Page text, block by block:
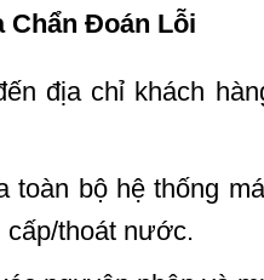
Chẩn Đoán Lỗi
địa chỉ khách
toàn bộ hệ thống
cấp/thoát nước.